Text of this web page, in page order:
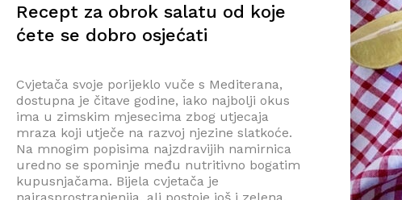
Recept za obrok salatu od koje
ćete se dobro osjećati
Cvjetača svoje porijeklo vuče s Mediterana,
dostupna je čitave godine, iako najbolji okus
ima u zimskim mjesecima zbog utjecaja
mraza koji utječe na razvoj njezine slatkoće.
Na mnogim popisima najzdravijih namirnica
uredno se spominje među nutritivno bogatim
kupusnjačama. Bijela cvjetača je